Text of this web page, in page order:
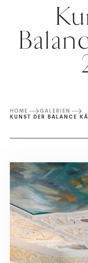
HOME
GALERIEN
KUNST DER BALANCE